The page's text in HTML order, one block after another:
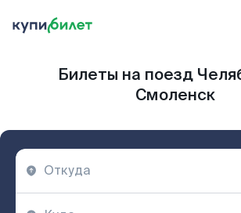
Билеты на поезд
Смоленск